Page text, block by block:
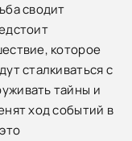
сводит
которое
сталкиваться с
тайны и
ход событий в